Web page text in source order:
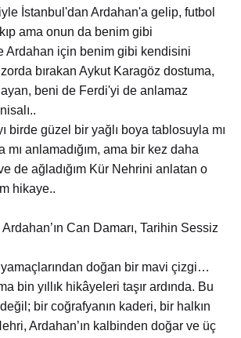
İstanbul'dan Ardahan'a gelip, futbol
ama onun da benim gibi
Ardahan için benim gibi kendisini
bırakan Aykut Karagöz dostuma,
beni de Ferdi'yi de anlamaz
birde güzel bir yağlı boya tablosuyla mı
anlamadığım, ama bir kez daha
de ağladığım Kür Nehrini anlatan o
hikaye..
Can Damarı, Tarihin Sessiz
yamaçlarından doğan bir mavi çizgi…
bin yıllık hikâyeleri taşır ardında. Bu
bir coğrafyanın kaderi, bir halkın
Ardahan’ın kalbinden doğar ve üç